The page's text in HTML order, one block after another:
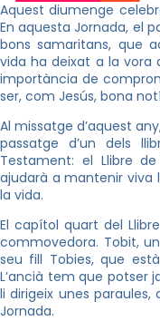
Aquest diumenge
En aquesta Jornada, el
bons samaritans, que
vida ha deixat a la vora
importància de
ser, com Jesús, bona
Al missatge d’aquest
passatge d’un dels
Testament: el Llibre
ajudarà a mantenir viva
la vida.
El capítol quart del
commovedora. Tobit,
seu fill Tobies, que
L’ancià tem que potser
li dirigeix ​​unes
Jornada.